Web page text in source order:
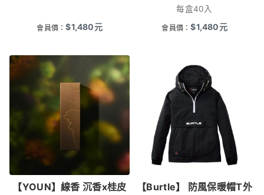
會員價：$1,480元
每盒40入
會員價：$1,480元
【YOUN】線香 沉香x桂皮
【Burtle】 防風保暖帽T外